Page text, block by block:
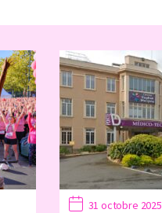
31 octobre 2025